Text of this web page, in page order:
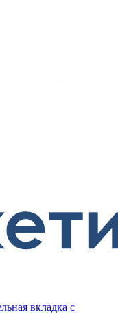
вкладка с